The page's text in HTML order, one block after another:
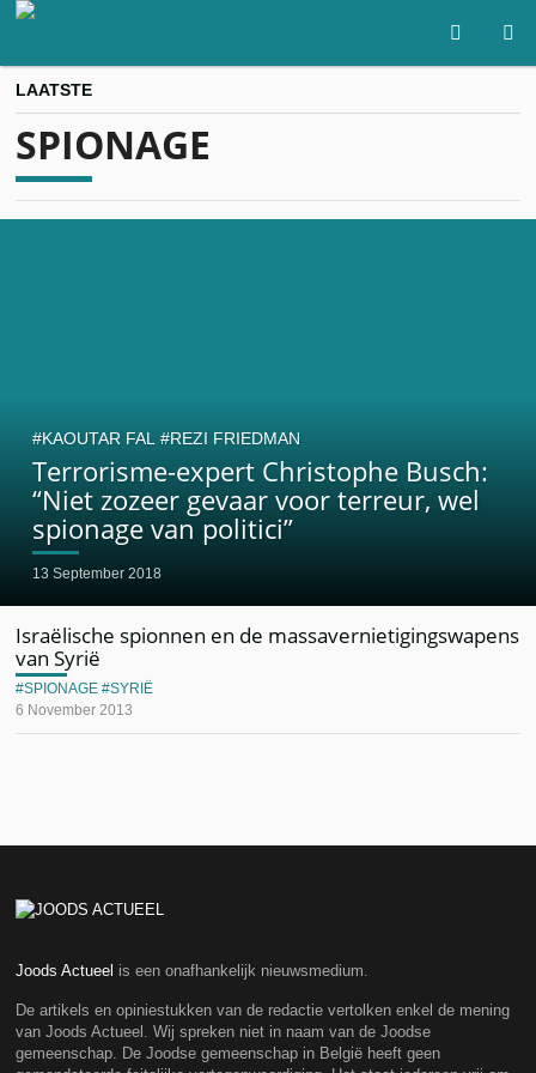
LAATSTE
SPIONAGE
Terrorisme-expert Christophe Busch:
“Niet zozeer gevaar voor terreur, wel
spionage van politici”
13 September 2018
KAOUTAR FAL REZI FRIEDMAN
Israëlische spionnen en de massavernietigingswapens
van Syrië
6 November 2013
SPIONAGE SYRIË
Joods Actueel is een onafhankelijk nieuwsmedium.
De artikels en opiniestukken van de redactie vertolken enkel de mening
van Joods Actueel. Wij spreken niet in naam van de Joodse
gemeenschap. De Joodse gemeenschap in België heeft geen